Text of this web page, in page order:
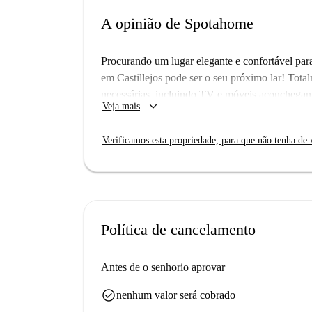
A opinião de Spotahome
Procurando um lugar elegante e confortável
em Castillejos pode ser o seu próximo lar!
necessárias, incluindo TV e móveis
estudantes e casais. Observe que animais de
Localizado em Castillejos, este bairro oferece
vasta seleção de restaurantes, como a Pizzeria
Veja mais keyboard_arrow_down
Verificamos esta propriedade, para que não tenha de
Política de cancelamento
Antes de o senhorio aprovar
check_circlenenhum valor será cobrado